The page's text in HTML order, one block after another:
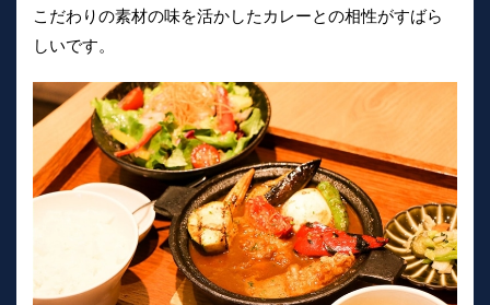
こだわりの素材の味を活かしたカレーとの相性がすばら
しいです。